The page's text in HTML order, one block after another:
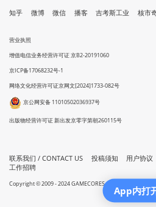
知乎 微博 微信 播客 吉考斯工业 核市
营业执照
增值电信业务经营许可证 京B2-20191060
京ICP备17068232号-1
网络文化经营许可证京网文[2024]1733-082号
京公网安备 11010502036937号
出版物经营许可证 新出发京零字第朝260115号
联系我们 / CONTACT US 投稿须知 用户协议
工作招聘
Copyright © 2009 - 2024 GAMECORES. All Rights Reserved
App内打